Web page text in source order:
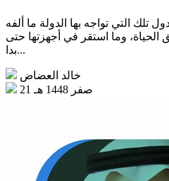
تلك التي تواجه بها الدولة ما ألفه
وما استقر في أجهزتها حتى
بدا...
خالد العضاض
21 صفر 1448 هـ